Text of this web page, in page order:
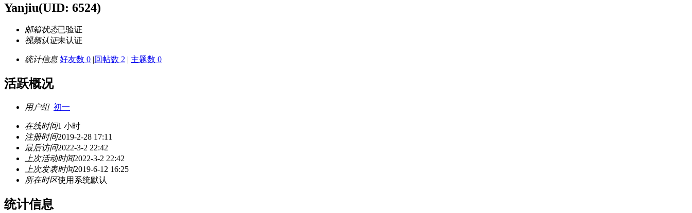
Yanjiu(UID: 6524)
邮箱状态已验证
视频认证未认证
统计信息 好友数 0 |回帖数 2 | 主题数 0
活跃概况
用户组 初一
在线时间1 小时
注册时间2019-2-28 17:11
最后访问2022-3-2 22:42
上次活动时间2022-3-2 22:42
上次发表时间2019-6-12 16:25
所在时区使用系统默认
统计信息